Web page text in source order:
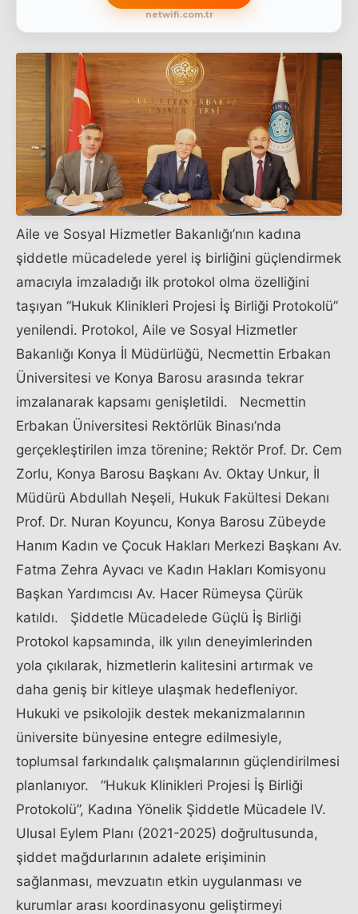
netwifi.com.tr
Aile ve Sosyal Hizmetler Bakanlığı’nın kadına
şiddetle mücadelede yerel iş birliğini güçlendirmek
amacıyla imzaladığı ilk protokol olma özelliğini
taşıyan “Hukuk Klinikleri Projesi İş Birliği Protokolü”
yenilendi. Protokol, Aile ve Sosyal Hizmetler
Bakanlığı Konya İl Müdürlüğü, Necmettin Erbakan
Üniversitesi ve Konya Barosu arasında tekrar
imzalanarak kapsamı genişletildi. Necmettin
Erbakan Üniversitesi Rektörlük Binası’nda
gerçekleştirilen imza törenine; Rektör Prof. Dr. Cem
Zorlu, Konya Barosu Başkanı Av. Oktay Unkur, İl
Müdürü Abdullah Neşeli, Hukuk Fakültesi Dekanı
Prof. Dr. Nuran Koyuncu, Konya Barosu Zübeyde
Hanım Kadın ve Çocuk Hakları Merkezi Başkanı Av.
Fatma Zehra Ayvacı ve Kadın Hakları Komisyonu
Başkan Yardımcısı Av. Hacer Rümeysa Çürük
katıldı. Şiddetle Mücadelede Güçlü İş Birliği
Protokol kapsamında, ilk yılın deneyimlerinden
yola çıkılarak, hizmetlerin kalitesini artırmak ve
daha geniş bir kitleye ulaşmak hedefleniyor.
Hukuki ve psikolojik destek mekanizmalarının
üniversite bünyesine entegre edilmesiyle,
toplumsal farkındalık çalışmalarının güçlendirilmesi
planlanıyor. “Hukuk Klinikleri Projesi İş Birliği
Protokolü”, Kadına Yönelik Şiddetle Mücadele IV.
Ulusal Eylem Planı (2021-2025) doğrultusunda,
şiddet mağdurlarının adalete erişiminin
sağlanması, mevzuatın etkin uygulanması ve
kurumlar arası koordinasyonu geliştirmeyi